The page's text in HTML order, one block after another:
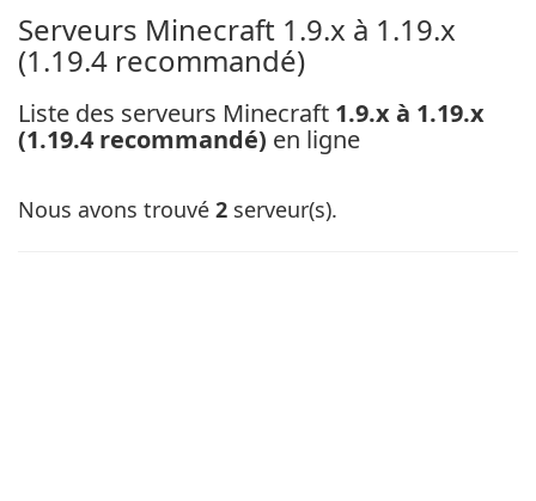
Serveurs Minecraft 1.9.x à 1.19.x
(1.19.4 recommandé)
Liste des serveurs Minecraft 1.9.x à 1.19.x
(1.19.4 recommandé) en ligne
Nous avons trouvé 2 serveur(s).